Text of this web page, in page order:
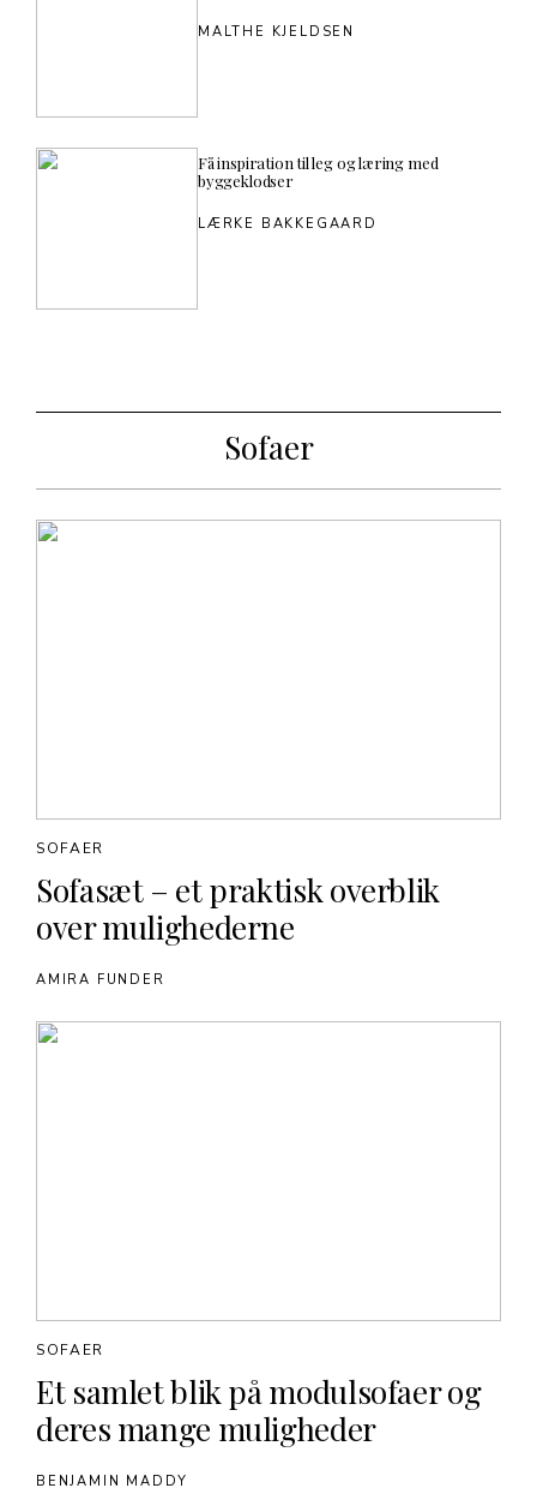
MALTHE KJELDSEN
Få inspiration til leg og læring med
byggeklodser
LÆRKE BAKKEGAARD
Sofaer
Sofasæt – et praktisk overblik
over mulighederne
SOFAER
AMIRA FUNDER
Et samlet blik på modulsofaer og
deres mange muligheder
SOFAER
BENJAMIN MADDY